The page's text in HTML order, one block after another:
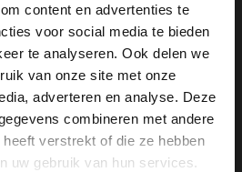
content en advertenties te
voor social media te bieden
te analyseren. Ook delen we
van onze site met onze
adverteren en analyse. Deze
combineren met andere
verstrekt of die ze hebben
uw gebruik van hun services.
×
in English?
isn't Dutch. Would
English?